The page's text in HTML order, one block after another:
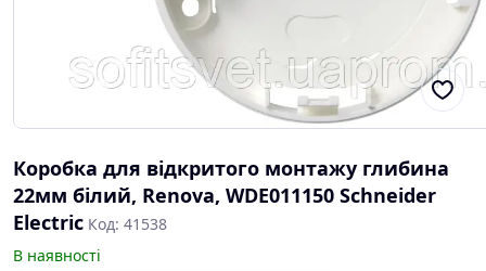
Коробка для відкритого монтажу глибина
22мм білий, Renova, WDE011150 Schneider
Electric Код: 41538
В наявності